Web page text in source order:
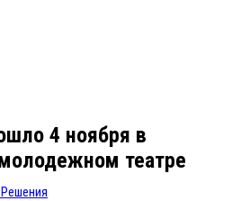
4 ноября в
театре